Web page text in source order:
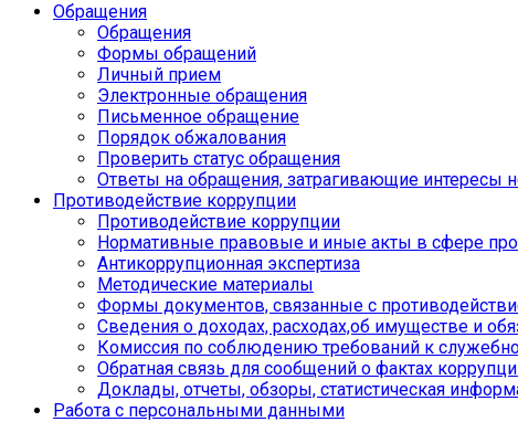
Обращения
Обращения
Формы обращений
Личный прием
Электронные обращения
Письменное обращение
Порядок обжалования
Проверить статус обращения
Ответы на обращения, затрагивающие интересы
Противодействие коррупции
Противодействие коррупции
Нормативные правовые и иные акты в сфере
Антикоррупционная экспертиза
Методические материалы
Формы документов, связанные с
Сведения о доходах, расходах,об имуществе и
Комиссия по соблюдению требований к
Обратная связь для сообщений о фактах
Доклады, отчеты, обзоры, статистическая
Работа с персональными данными